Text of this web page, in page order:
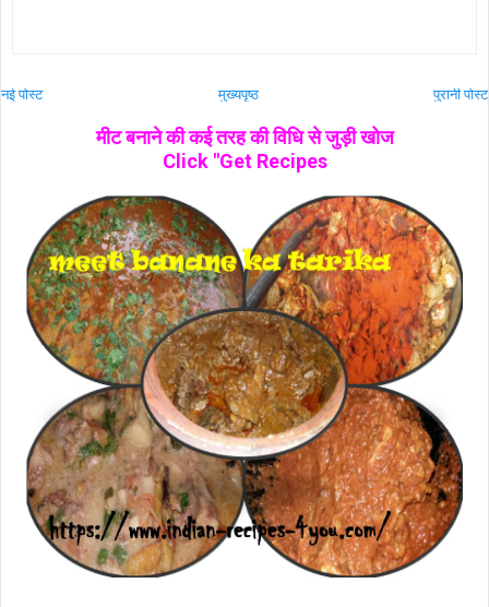
नई पोस्ट पुरानी पोस्ट
मुख्यपृष्ठ
मीट बनाने की कई तरह की विधि से जुड़ी खोज
Click "Get Recipes